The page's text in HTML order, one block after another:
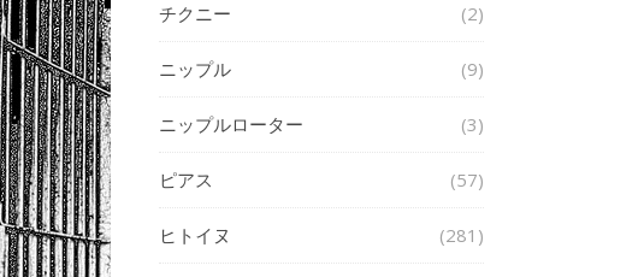
チクニー (2)
ニップル (9)
ニップルローター (3)
ピアス (57)
ヒトイヌ (281)